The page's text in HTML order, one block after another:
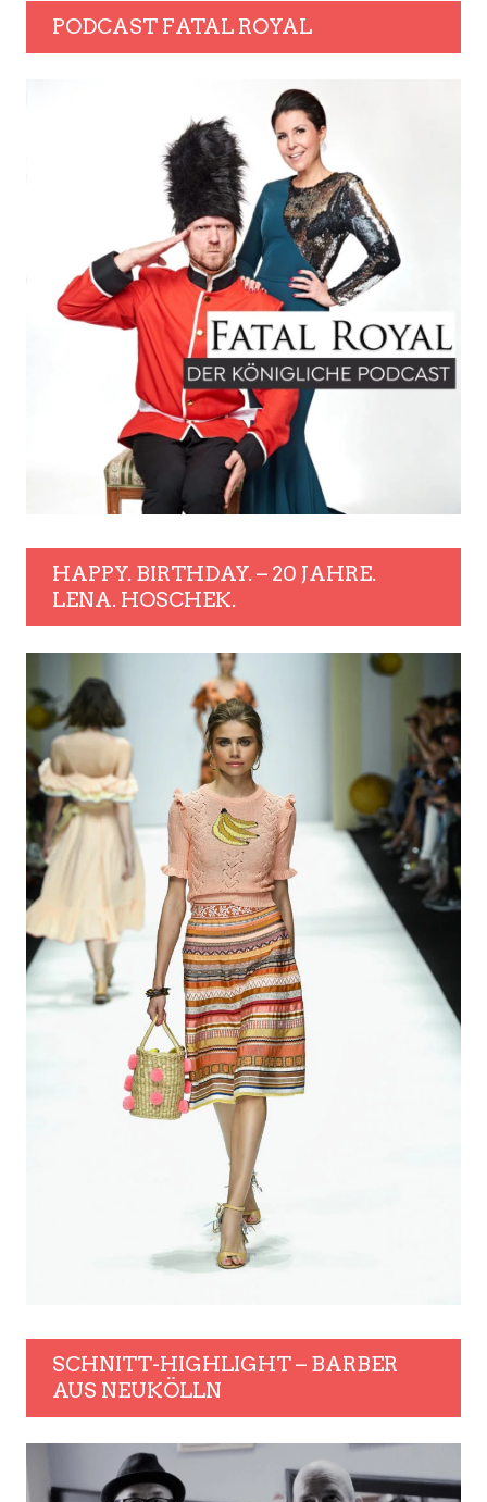
PODCAST FATAL ROYAL
HAPPY. BIRTHDAY. – 20 JAHRE.
LENA. HOSCHEK.
SCHNITT-HIGHLIGHT – BARBER
AUS NEUKÖLLN